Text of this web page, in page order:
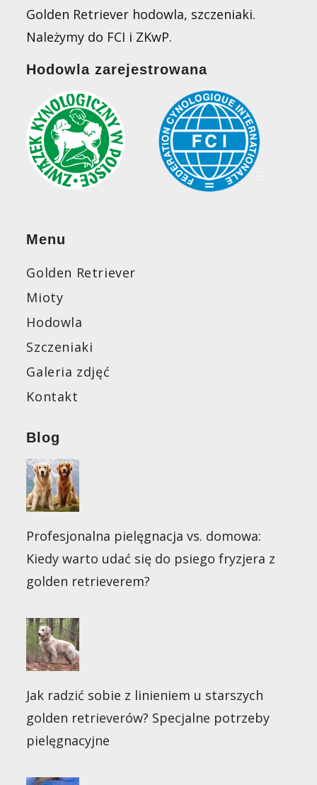
Golden Retriever hodowla, szczeniaki.
Należymy do FCI i ZKwP.
Hodowla zarejestrowana
Menu
Golden Retriever
Mioty
Hodowla
Szczeniaki
Galeria zdjęć
Kontakt
Blog
Profesjonalna pielęgnacja vs. domowa:
Kiedy warto udać się do psiego fryzjera z
golden retrieverem?
Jak radzić sobie z linieniem u starszych
golden retrieverów? Specjalne potrzeby
pielęgnacyjne